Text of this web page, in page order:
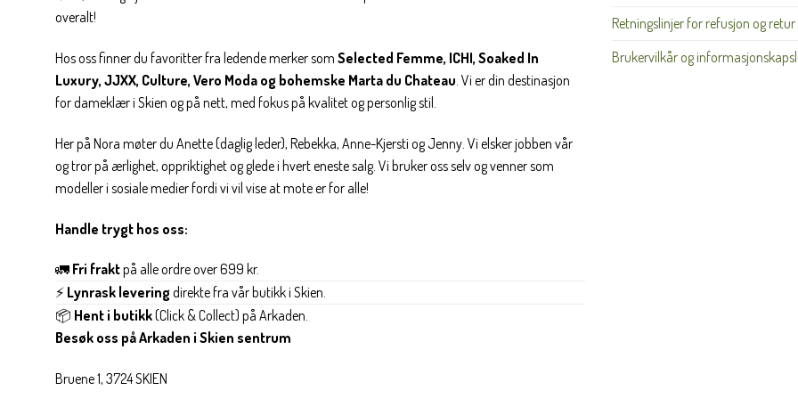
overalt!
Hos oss finner du favoritter fra ledende merker som Selected Femme, ICHI, Soaked In
Luxury, JJXX, Culture, Vero Moda og bohemske Marta du Chateau . Vi er din destinasjon
for dameklær i Skien og på nett, med fokus på kvalitet og personlig stil.
Her på Nora møter du Anette (daglig leder), Rebekka, Anne-Kjersti og Jenny. Vi elsker jobben vår
og tror på ærlighet, oppriktighet og glede i hvert eneste salg. Vi bruker oss selv og venner som
modeller i sosiale medier fordi vi vil vise at mote er for alle!
Handle trygt hos oss:
🚛 Fri fraktpå alle ordre over 699 kr.
⚡ Lynrask leveringdirekte fra vår butikk i Skien.
📦 Hent i butikk(Click & Collect) på Arkaden.
Besøk oss på Arkaden i Skien sentrum
Bruene 1, 3724 SKIEN
Retningslinjer for refusjon og retur
Brukervilkår og